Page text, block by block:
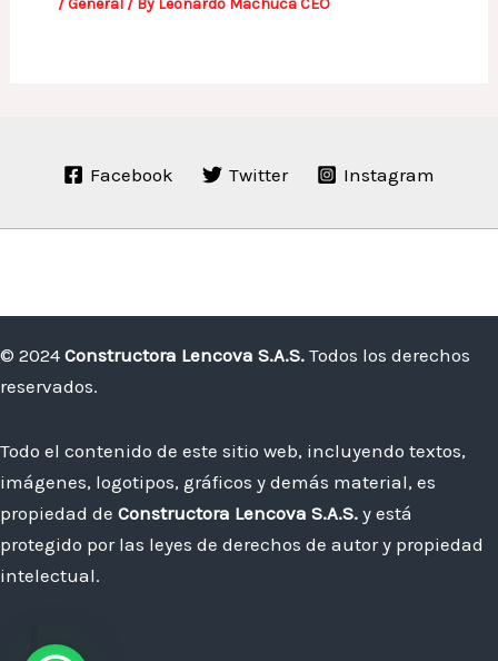
/General/ By Leonardo Machuca CEO
Facebook Twitter Instagram
© 2024 Constructora Lencova S.A.S. Todos los derechos
reservados.
Todo el contenido de este sitio web, incluyendo textos,
imágenes, logotipos, gráficos y demás material, es
propiedad de Constructora Lencova S.A.S. y está
protegido por las leyes de derechos de autor y propiedad
intelectual.